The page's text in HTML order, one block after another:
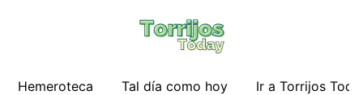
Hemeroteca Tal día como hoy Ir a Torrijos